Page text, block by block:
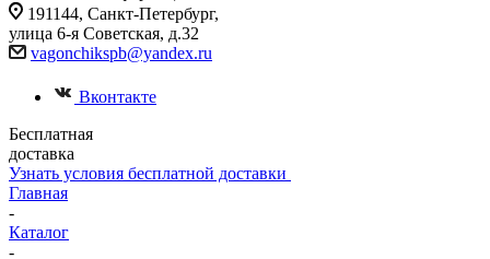
191144, Санкт-Петербург,
улица 6-я Советская, д.32
vagonchikspb@yandex.ru
Вконтакте
Бесплатная
доставка
Узнать условия бесплатной доставки
Главная
-
Каталог
-